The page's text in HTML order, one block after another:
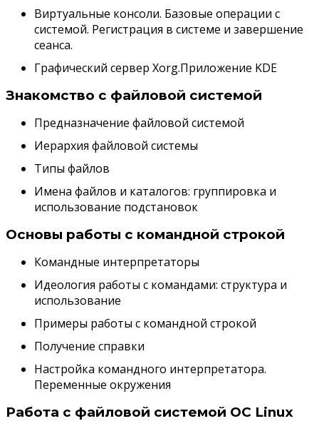
Виртуальные консоли. Базовые операции с
системой. Регистрация в системе и завершение
сеанса.
Графический сервер Xorg.Приложение KDE
Знакомство с файловой системой
Предназначение файловой системой
Иерархия файловой системы
Типы файлов
Имена файлов и каталогов: группировка и
использование подстановок
Основы работы с командной строкой
Командные интерпретаторы
Идеология работы с командами: структура и
использование
Примеры работы с командной строкой
Получение справки
Настройка командного интерпретатора.
Переменные окружения
Работа с файловой системой ОС Linux